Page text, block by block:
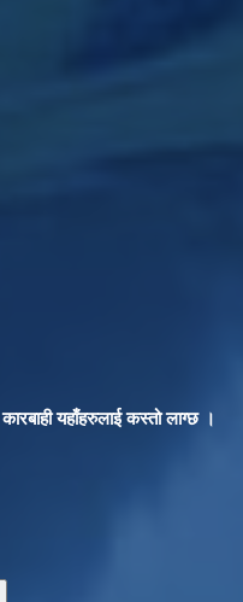
यहाँहरुलाई कस्तो लाग्छ ।